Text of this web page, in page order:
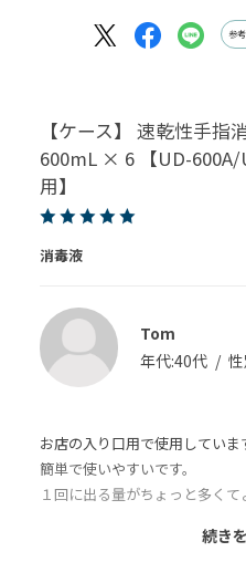
参
【ケース】 速乾性手指
600mL × 6 【UD-600A/
用】
消毒液
Tom
年代:40代
お店の入り口用で使用してい
簡単で使いやすいです。
１回に出る量がちょっと多く
w 安心感が違うよ～って言っ
続き